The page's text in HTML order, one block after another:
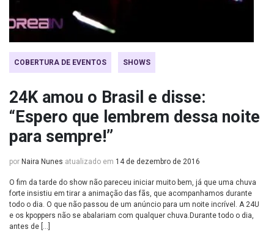
COBERTURA DE EVENTOS SHOWS
24K amou o Brasil e disse:
“Espero que lembrem dessa noite
para sempre!”
por Naira Nunes atualizado em 14 de dezembro de 2016
O fim da tarde do show não pareceu iniciar muito bem, já que uma chuva
forte insistiu em tirar a animação das fãs, que acompanhamos durante
todo o dia. O que não passou de um anúncio para um noite incrível. A 24U
e os kpoppers não se abalariam com qualquer chuva.Durante todo o dia,
antes de […]